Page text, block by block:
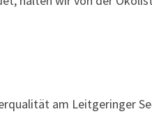
am Leitgeringer